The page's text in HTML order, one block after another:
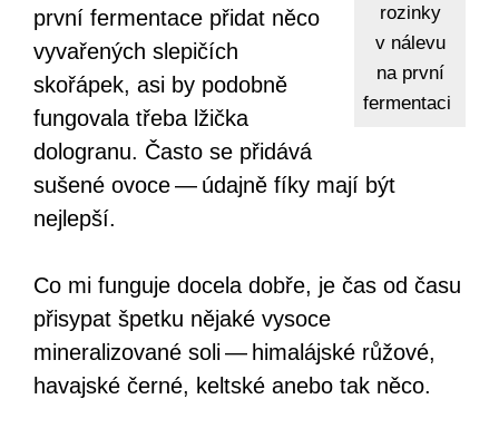
rozinky
v nálevu
na první
fermentaci
první fermentace přidat něco
vyvařených slepičích
skořápek, asi by podobně
fungovala třeba lžička
dologranu. Často se přidává
sušené ovoce — údajně fíky mají být
nejlepší.
Co mi funguje docela dobře, je čas od času
přisypat špetku nějaké vysoce
mineralizované soli — himalájské růžové,
havajské černé, keltské anebo tak něco.